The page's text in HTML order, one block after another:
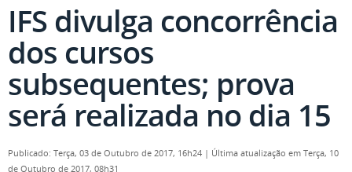
IFS divulga concorrência
dos cursos
subsequentes; prova
será realizada no dia 15
Publicado: Terça, 03 de Outubro de 2017, 16h24 | Última atualização em Terça, 10
de Outubro de 2017, 08h31